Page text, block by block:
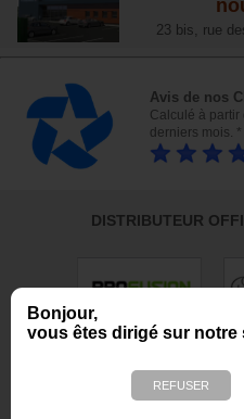
Bonjour,
vous êtes dirigé sur notre
23 bis, rue
Avis de nos
Calculé à partir
derniers mois. *
DISTRIBUTEUR